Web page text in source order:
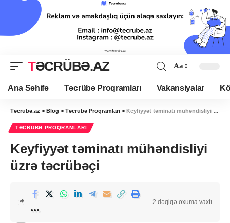
TƏCRÜBƏ.AZ Aa
Ana Səhifə Təcrübə Proqramları Vakansiyalar
Təcrübə.az > Blog > Təcrübə Proqramları > Keyfiyyət təminatı mühəndisliyi üzrə təcrübəçi
TƏCRÜBƏ PROQRAMLARI
Keyfiyyət təminatı mühəndisliyi
üzrə təcrübəçi
2 dəqiqə oxuma vaxtı